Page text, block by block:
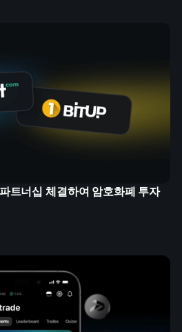
너십 체결하여 암호화폐 투자